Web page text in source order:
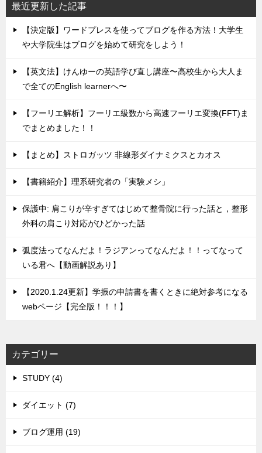
最近更新した記事
【決定版】ワードプレスを使ってブログを作る方法！大学生
や大学院生はブログを始めて研究をしよう！
【英文法】けんゆーの英語学び直し講座〜高校生から大人ま
で全てのEnglish learnerへ〜
【フーリエ解析】フーリエ級数から高速フーリエ変換(FFT)ま
でまとめました！！
【まとめ】ストロガッツ 非線形ダイナミクスとカオス
【書籍紹介】理系研究者の「実験メシ」
保護中: 肩こりが辛すぎてはじめて整骨院に行った話と，整形
外科の肩こり対応がひどかった話
弧度法ってなんだよ！ラジアンってなんだよ！！ってなって
いる君へ【動画解説あり】
【2020.1.24更新】学振の申請書を書くときに絶対参考になる
webページ【完全版！！！】
カテゴリー
STUDY (4)
ダイエット (7)
ブログ運用 (19)